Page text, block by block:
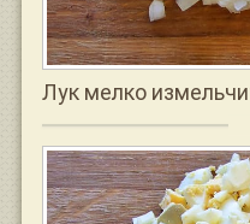
Лук мелко